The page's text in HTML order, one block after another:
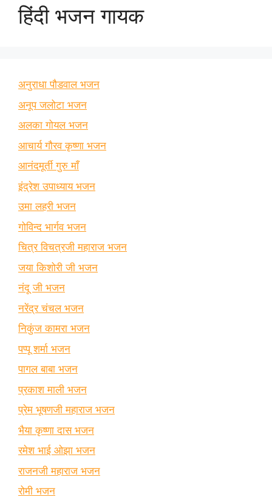
हिंदी भजन गायक
अनुराधा पौडवाल भजन
अनूप जलोटा भजन
अलका गोयल भजन
आचार्य गौरव कृष्णा भजन
आनंदमूर्ती गुरु माँ
इंद्रेश उपाध्याय भजन
उमा लहरी भजन
गोविन्द भार्गव भजन
चित्र विचत्रजी महाराज भजन
जया किशोरी जी भजन
नंदू जी भजन
नरेंद्र चंचल भजन
निकुंज कामरा भजन
पप्पू शर्मा भजन
पागल बाबा भजन
प्रकाश माली भजन
प्रेम भूषणजी महाराज भजन
भैया कृष्णा दास भजन
रमेश भाई ओझा भजन
राजनजी महाराज भजन
रोमी भजन